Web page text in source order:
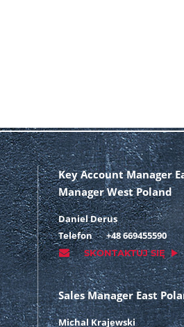
Key Account Manager
Manager West Poland
Daniel Derus
Telefon
+48 669455590
SKONTAKTUJ SIĘ
Sales Manager East
Michal Krajewski